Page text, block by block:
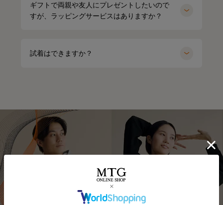
ギフトで両親や友人にプレゼントしたいので
すが、ラッピングサービスはありますか？
試着はできますか？
気になってた “リカバリーウェア”🛏
着るだけで「疲労回復」
着るだけで「疲労回復」ができるウェア！✨
お家でのまったり時間にも着れるし普通にお出かけコーデ